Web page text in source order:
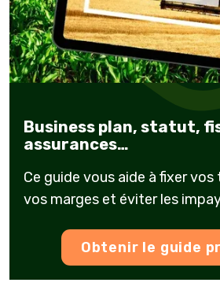
Business plan, statut,
assurances…
Ce guide vous aide à fixer
vos marges et éviter les
Obtenir le guide